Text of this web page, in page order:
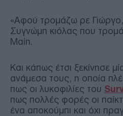
«Αφού τρομάζω ρε
Συγνώμη κιόλας που
Μαίη.
Και κάπως έτσι ξεκίνησε
ανάμεσα τους, η οποία
πως οι λυκοφιλίες του
πως πολλές φορές οι
ένα αποκούμπι και όχι